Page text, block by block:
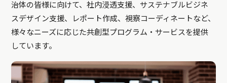
治体の皆様に向けて、社内浸透支援、サステナブルビジネ
スデザイン支援、レポート作成、視察コーディネートなど、
様々なニーズに応じた共創型プログラム・サービスを提供
しています。